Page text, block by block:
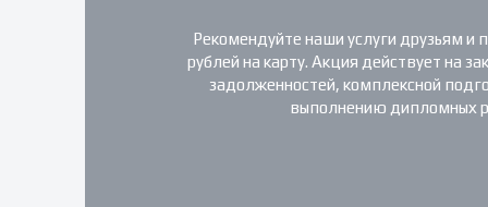
Рекомендуйте наши услуги друзьям и
рублей на карту. Акция действует на
задолженностей, комплексной
выполнению дипломных